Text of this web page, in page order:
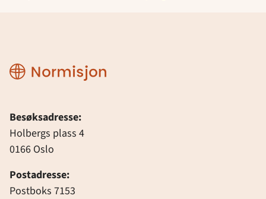
Normisjon
Besøksadresse:
Holbergs plass 4
0166 Oslo
Postadresse:
Postboks 7153